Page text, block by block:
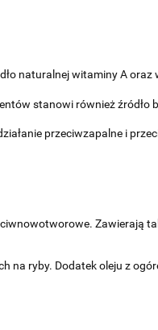
naturalnej witaminy A oraz
stanowi również źródło
przeciwzapalne i
Zawierają
na ryby. Dodatek oleju z